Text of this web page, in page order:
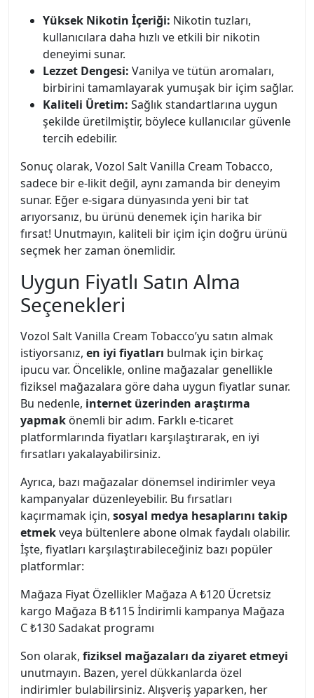
Yüksek Nikotin İçeriği: Nikotin tuzları,
kullanıcılara daha hızlı ve etkili bir nikotin
deneyimi sunar.
Lezzet Dengesi: Vanilya ve tütün aromaları,
birbirini tamamlayarak yumuşak bir içim sağlar.
Kaliteli Üretim: Sağlık standartlarına uygun
şekilde üretilmiştir, böylece kullanıcılar güvenle
tercih edebilir.
Sonuç olarak, Vozol Salt Vanilla Cream Tobacco,
sadece bir e-likit değil, aynı zamanda bir deneyim
sunar. Eğer e-sigara dünyasında yeni bir tat
arıyorsanız, bu ürünü denemek için harika bir
fırsat! Unutmayın, kaliteli bir içim için doğru ürünü
seçmek her zaman önemlidir.
Uygun Fiyatlı Satın Alma
Seçenekleri
Vozol Salt Vanilla Cream Tobacco’yu satın almak
istiyorsanız, en iyi fiyatları bulmak için birkaç
ipucu var. Öncelikle, online mağazalar genellikle
fiziksel mağazalara göre daha uygun fiyatlar sunar.
Bu nedenle, internet üzerinden araştırma
yapmak önemli bir adım. Farklı e-ticaret
platformlarında fiyatları karşılaştırarak, en iyi
fırsatları yakalayabilirsiniz.
Ayrıca, bazı mağazalar dönemsel indirimler veya
kampanyalar düzenleyebilir. Bu fırsatları
kaçırmamak için, sosyal medya hesaplarını takip
etmekveya bültenlere abone olmak faydalı olabilir.
İşte, fiyatları karşılaştırabileceğiniz bazı popüler
platformlar:
Mağaza Fiyat Özellikler Mağaza A ₺120 Ücretsiz
kargo Mağaza B ₺115 İndirimli kampanya Mağaza
C ₺130 Sadakat programı
Son olarak, fiziksel mağazaları da ziyaret etmeyi
unutmayın. Bazen, yerel dükkanlarda özel
indirimler bulabilirsiniz. Alışveriş yaparken, her